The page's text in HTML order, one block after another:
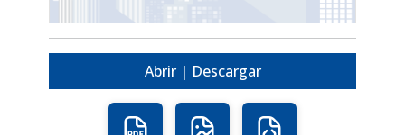
Abrir | Descargar